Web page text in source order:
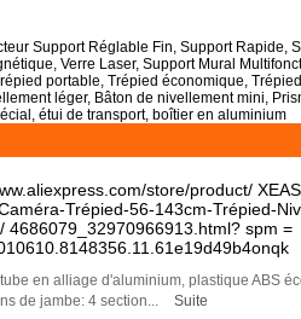
Support Réglable Fin, Support Rapide,
Verre Laser, Support Mural
portable, Trépied économique,
léger, Bâton de nivellement mini,
étui de transport, boîtier en aluminium
store/product/
Trépied-56-143cm-Trépied-
4686079_32970966913.html? spm =
en alliage d'aluminium, plastique ABS
de jambe: 4 section...
Suite